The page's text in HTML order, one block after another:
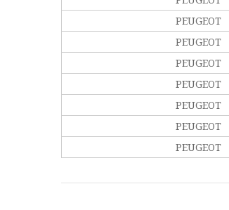
PEUGEOT
PEUGEOT
PEUGEOT
PEUGEOT
PEUGEOT
PEUGEOT
PEUGEOT